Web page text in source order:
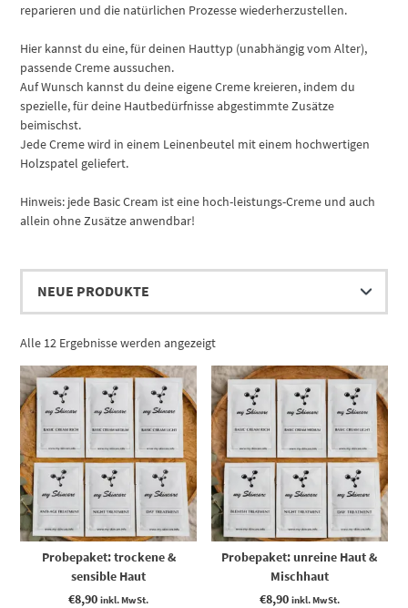
reparieren und die natürlichen Prozesse wiederherzustellen.
Hier kannst du eine, für deinen Hauttyp (unabhängig vom Alter),
passende Creme aussuchen.
Auf Wunsch kannst du deine eigene Creme kreieren, indem du
spezielle, für deine Hautbedürfnisse abgestimmte Zusätze
beimischst.
Jede Creme wird in einem Leinenbeutel mit einem hochwertigen
Holzspatel geliefert.
Hinweis: jede Basic Cream ist eine hoch-leistungs-Creme und auch
allein ohne Zusätze anwendbar!
Alle 12 Ergebnisse werden angezeigtNach
sortiert
Probepaket: trockene &
sensible Haut
€8,90 inkl. MwSt.
Probepaket: unreine Haut &
Mischhaut
€8,90 inkl. MwSt.